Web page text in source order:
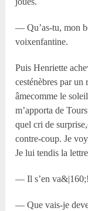
— Qu’as-tu, mon
voixenfantine.
Puis Henriette
cesténèbres par
âmecomme le
m’apporta de
quel cri de
contre-coup. Je
Je lui tendis la
— Il s’en
— Que vais-je